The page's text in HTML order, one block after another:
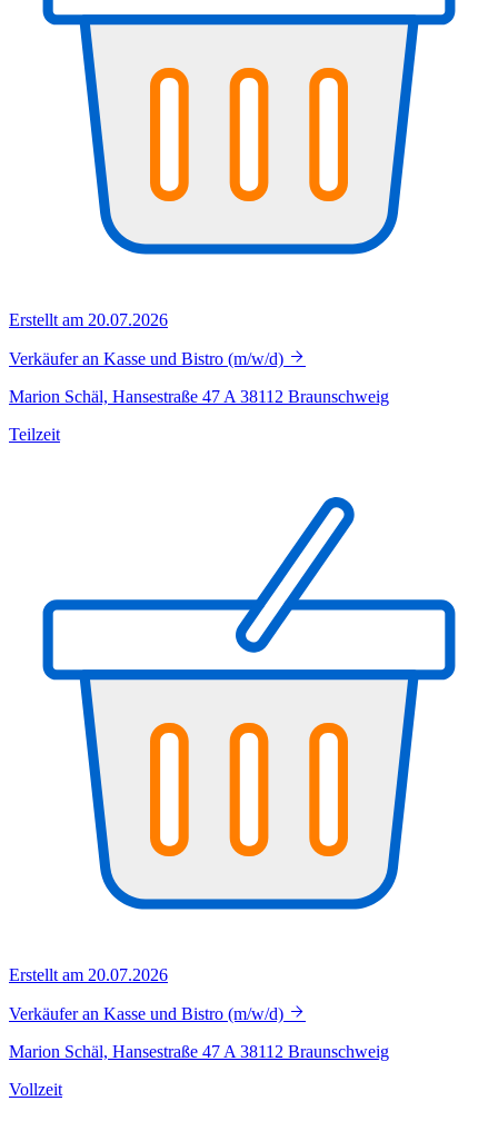
Erstellt am 20.07.2026
Verkäufer an Kasse und Bistro (m/w/d)
Marion Schäl, Hansestraße 47 A 38112 Braunschweig
Teilzeit
Erstellt am 20.07.2026
Verkäufer an Kasse und Bistro (m/w/d)
Marion Schäl, Hansestraße 47 A 38112 Braunschweig
Vollzeit